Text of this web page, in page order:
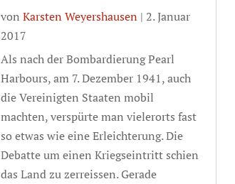
von Karsten Weyershausen | 2. Januar
2017
Als nach der Bombardierung Pearl
Harbours, am 7. Dezember 1941, auch
die Vereinigten Staaten mobil
machten, verspürte man vielerorts fast
so etwas wie eine Erleichterung. Die
Debatte um einen Kriegseintritt schien
das Land zu zerreissen. Gerade